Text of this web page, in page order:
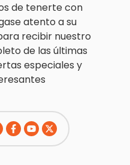
de tenerte con
atento a su
recibir nuestro
de las últimas
especiales y